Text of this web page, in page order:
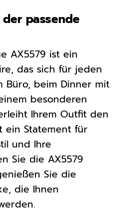
passende
AX5579 ist ein
das sich für jeden
Büro, beim Dinner mit
besonderen
Ihrem Outfit den
ein Statement für
und Ihre
Sie die AX5579
Sie die
die Ihnen